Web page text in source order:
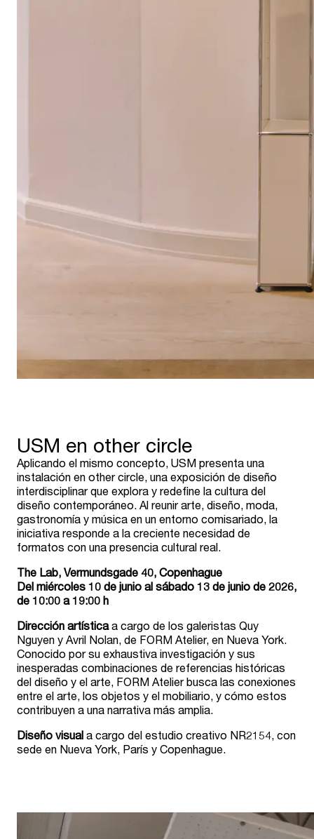
USM en other circle
Aplicando el mismo concepto, USM presenta una
instalación en other circle, una exposición de diseño
interdisciplinar que explora y redefine la cultura del
diseño contemporáneo. Al reunir arte, diseño, moda,
gastronomía y música en un entorno comisariado, la
iniciativa responde a la creciente necesidad de
formatos con una presencia cultural real.
The Lab, Vermundsgade 40, Copenhague
Del miércoles 10 de junio al sábado 13 de junio de 2026,
de 10:00 a 19:00 h
Dirección artísticaa cargo de los galeristas Quy
Nguyen y Avril Nolan, de FORM Atelier, en Nueva York.
Conocido por su exhaustiva investigación y sus
inesperadas combinaciones de referencias históricas
del diseño y el arte, FORM Atelier busca las conexiones
entre el arte, los objetos y el mobiliario, y cómo estos
contribuyen a una narrativa más amplia.
Diseño visual a cargo del estudio creativo NR2154, con
sede en Nueva York, París y Copenhague.